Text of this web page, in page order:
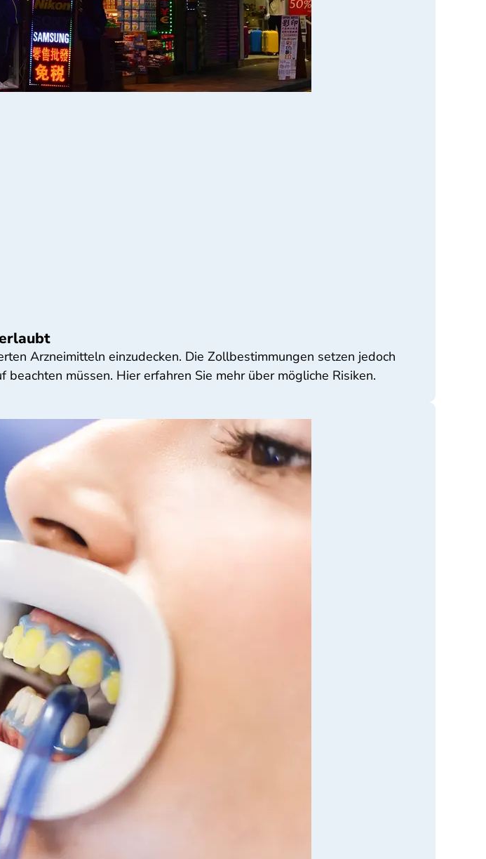
Arzneimitteln einzudecken. Die Zollbestimmungen setzen jedoch
müssen. Hier erfahren Sie mehr über mögliche Risiken.